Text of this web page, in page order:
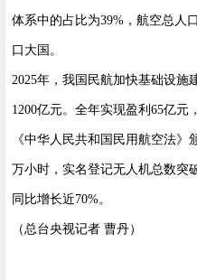
体系中的占比为39%，航空总人
口大国。
2025年，我国民航加快基础设施
1200亿元。全年实现盈利65亿
《中华人民共和国民用航空法
万小时，实名登记无人机总数突
同比增长近70%。
（总台央视记者 曹丹）